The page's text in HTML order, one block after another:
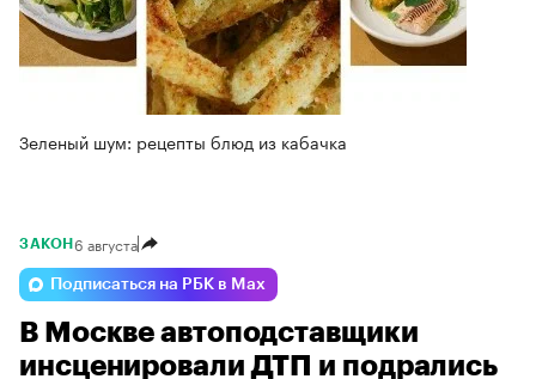
Зеленый шум: рецепты блюд из кабачка
ЗАКОН 6 августа
Подписаться на РБК в Max
В Москве автоподставщики
инсценировали ДТП и подрались